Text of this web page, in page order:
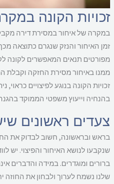
הקונה
של איחור במסירת דירה מקבלן,
האיחור והנזק שנגרם כתוצאה מכך.
תנאים המאפשרים לקונה
באיחור מסירת החזקה וקבלת
הקונה בנוגע לפיצויים כראוי,
וייעוץ משפטי הממוקד בהגנה
ראשונים
ובראשונה, חשוב לבדוק את
לנושא האיחור והפיצוי. יש
ומוגדרים. במידה והדברים
נשמח לערוך ולבחון את החוזה